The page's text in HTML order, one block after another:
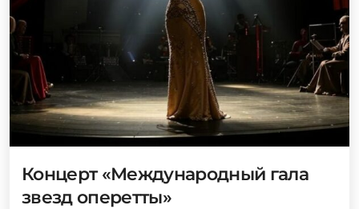
Концерт «Международный гала
звезд оперетты»